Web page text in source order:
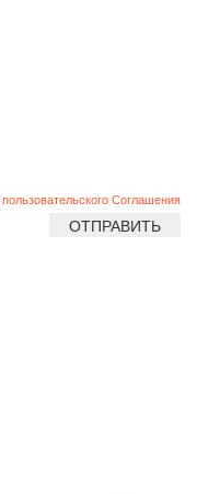
пользовательского Соглашения